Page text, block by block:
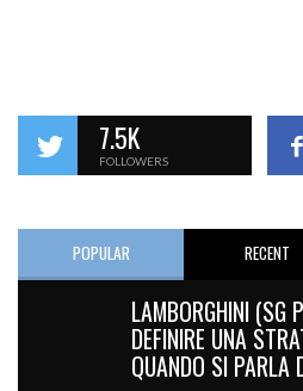
7.5K
FOLLOWERS
POPULAR RECENT
LAMBORGHINI (SG
DEFINIRE UNA
QUANDO SI PARLA